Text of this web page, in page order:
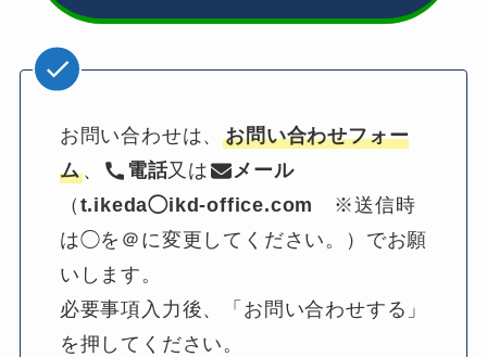
お問い合わせは、お問い合わせフォー
ム、 電話又は
メール
（ t.ikeda◯ikd-office.com
※送信時
は◯を＠に変更してください。）でお願
いします。
必要事項入力後、「お問い合わせする」
を押してください。